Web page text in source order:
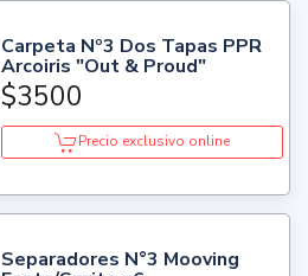
Carpeta Nº3 Dos Tapas PPR
Arcoiris "Out & Proud"
$3500
Precio exclusivo online
Separadores N°3 Mooving